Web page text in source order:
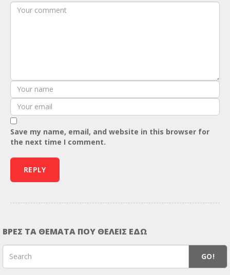
Save my name, email, and website in this browser for
the next time I comment.
ΒΡΕΣ ΤΑ ΘΕΜΑΤΑ ΠΟΥ ΘΕΛΕΙΣ ΕΔΩ
GO!